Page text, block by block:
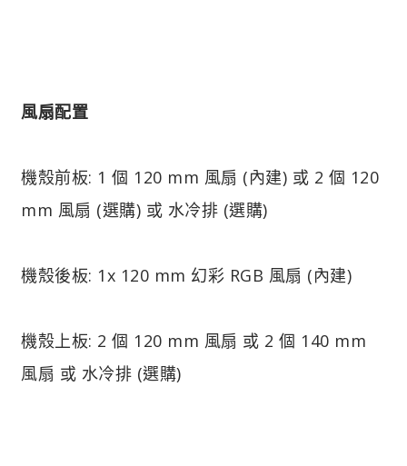
風扇配置
機殼前板: 1 個 120 mm 風扇 (內建) 或 2 個 120
mm 風扇 (選購) 或 水冷排 (選購)
機殼後板: 1x 120 mm 幻彩 RGB 風扇 (內建)
機殼上板: 2 個 120 mm 風扇 或 2 個 140 mm
風扇 或 水冷排 (選購)